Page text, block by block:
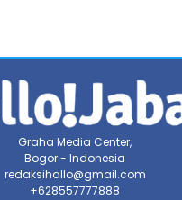
Graha Media Center,
Bogor - Indonesia
redaksihallo@gmail.com
+628557777888